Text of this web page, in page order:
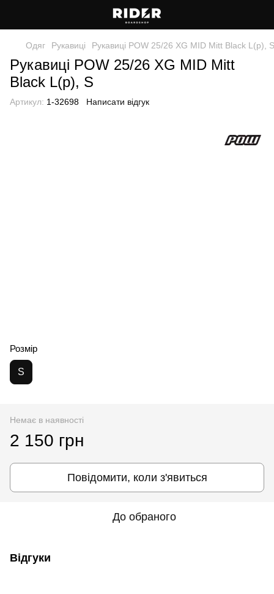
Одяг Рукавиці Рукавиці POW 25/26 XG MID Mitt Black L(р), S
Рукавиці POW 25/26 XG MID Mitt
Black L(р), S
Артикул: 1-32698 Написати відгук
Розмір
S
Немає в наявності
2 150 грн
Повідомити, коли з'явиться
До обраного
Відгуки